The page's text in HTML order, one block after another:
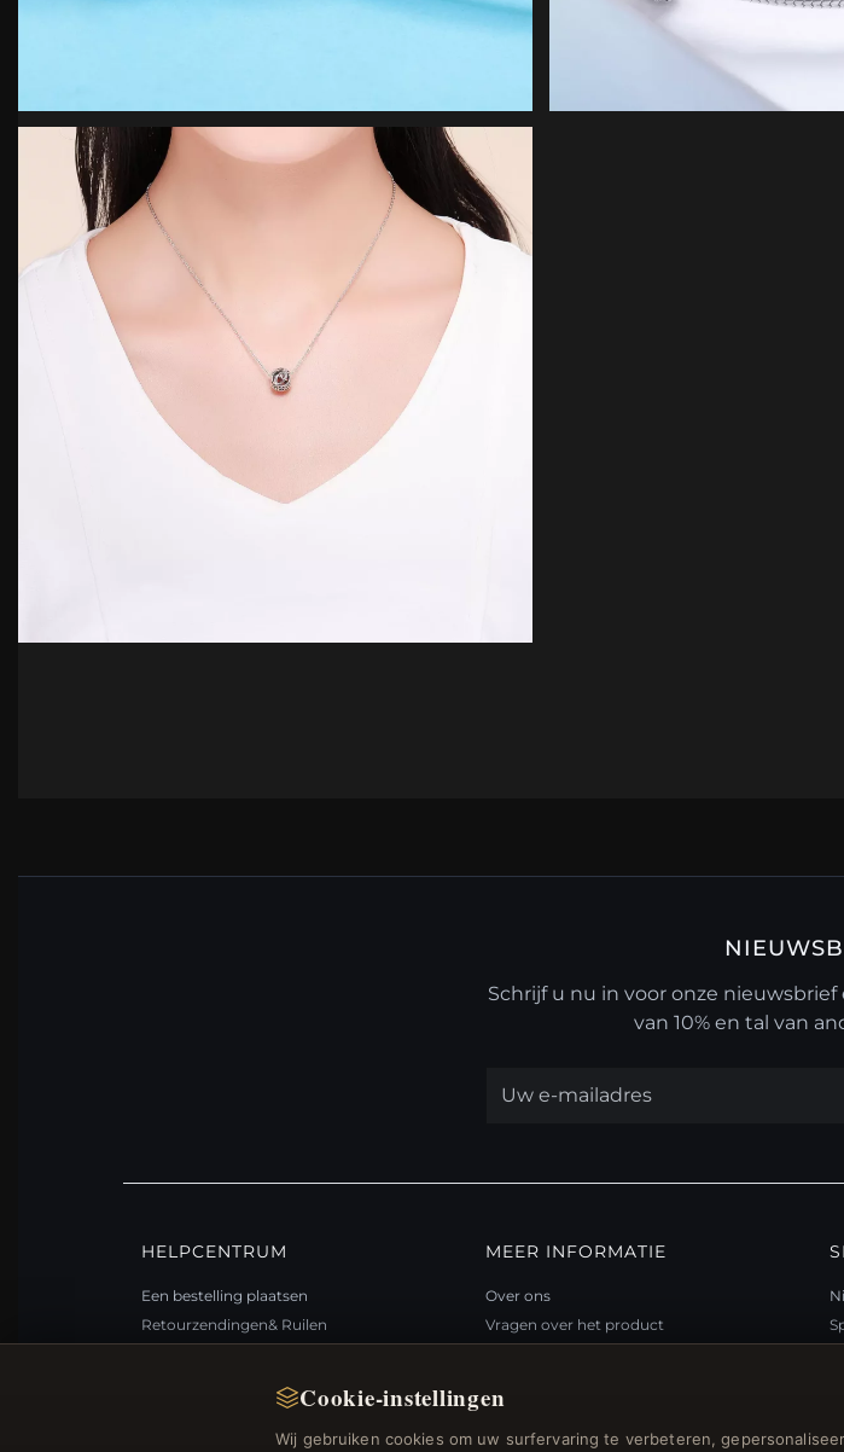
Cookie-instellingen
Wij gebruiken cookies om uw surfervaring te verbeteren,
Schrijf u nu in voor onze
van 10% en tal van
HELPCENTRUM
Een bestelling plaatsen
Retourzendingen& Ruilen
Betalingsmogelijkheden
Mijn account& Beloningen
MEER INFORMATIE
Over ons
Vragen over het product
Cadeaubon FAQ
Kortingsbonnen